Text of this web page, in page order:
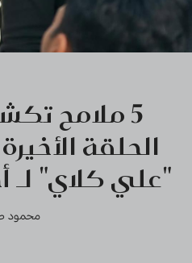
5 ملامح
الحلقة
"علي كلاي"
محمود